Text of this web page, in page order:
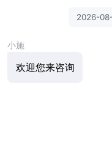
2026-
小施
欢迎您来咨询